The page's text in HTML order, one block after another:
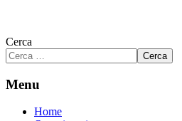
Cerca
Cerca
Menu
Home